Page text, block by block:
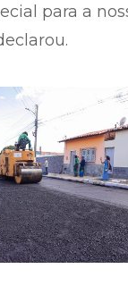
para a